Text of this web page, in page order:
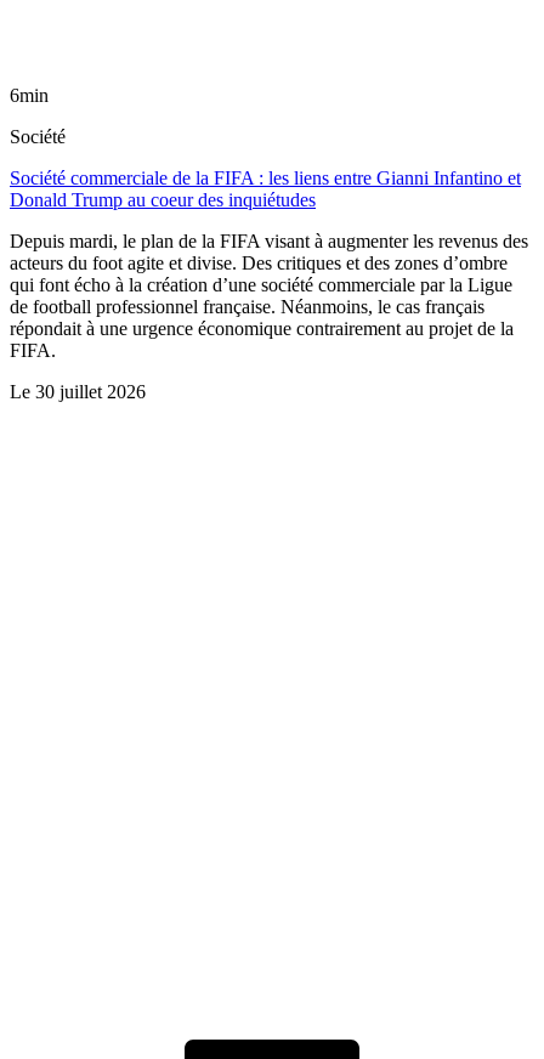
6min
Société
Société commerciale de la FIFA : les liens entre Gianni Infantino et
Donald Trump au coeur des inquiétudes
Depuis mardi, le plan de la FIFA visant à augmenter les revenus des
acteurs du foot agite et divise. Des critiques et des zones d’ombre
qui font écho à la création d’une société commerciale par la Ligue
de football professionnel française. Néanmoins, le cas français
répondait à une urgence économique contrairement au projet de la
FIFA.
Le 30 juillet 2026